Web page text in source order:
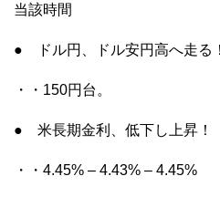
当該時間
● ドル円、ドル安円高へ走る！
・・150円台。
● 米長期金利、低下し上昇！
・・4.45% – 4.43% – 4.45%